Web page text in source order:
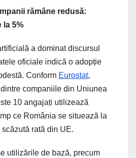
rămâne redusă:
la 5%
a dominat discursul
oficiale indică o adopție
Conform Eurostat,
companiile din Uniunea
10 angajați utilizează
ce România se situează la
rată din UE.
utilizările de bază, precum